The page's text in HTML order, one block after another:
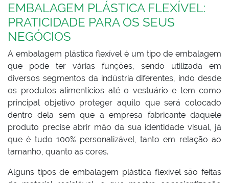
EMBALAGEM PLÁSTICA FLEXÍVEL:
PRATICIDADE PARA OS SEUS
NEGÓCIOS
A embalagem plástica flexível é um tipo de embalagem
que pode ter várias funções, sendo utilizada em
diversos segmentos da indústria diferentes, indo desde
os produtos alimentícios até o vestuário e tem como
principal objetivo proteger aquilo que será colocado
dentro dela sem que a empresa fabricante daquele
produto precise abrir mão da sua identidade visual, já
que é tudo 100% personalizável, tanto em relação ao
tamanho, quanto as cores.
Alguns tipos de embalagem plástica flexível são feitas